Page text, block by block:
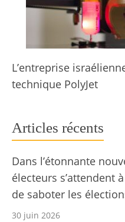
L’entreprise
technique PolyJet
Articles récents
Dans l’étonnante
électeurs s’attendent
de saboter les
30 juin 2026